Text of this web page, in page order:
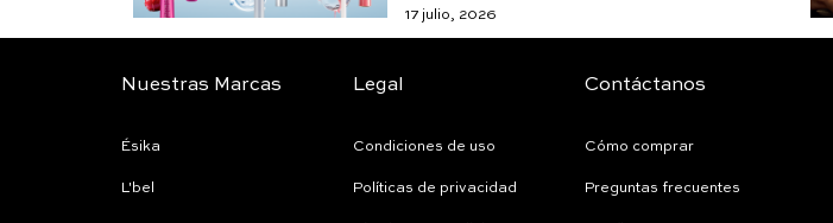
17 julio, 2026
Nuestras Marcas
Ésika
L'bel
Legal
Condiciones de uso
Políticas de privacidad
Contáctanos
Cómo comprar
Preguntas frecuentes